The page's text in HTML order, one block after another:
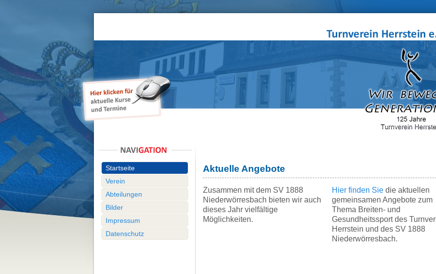
Startseite
Verein
Abteilungen
Bilder
Impressum
Datenschutz
Aktuelle Angebote
Zusammen mit dem SV 1888
Niederwörresbach bieten wir auch
dieses Jahr vielfältige
Möglichkeiten.
Hier finden Siedie aktuellen
gemeinsamen Angebote zum
Thema Breiten- und
Gesundheitssport des
Herrstein und des SV 1888
Niederwörresbach.